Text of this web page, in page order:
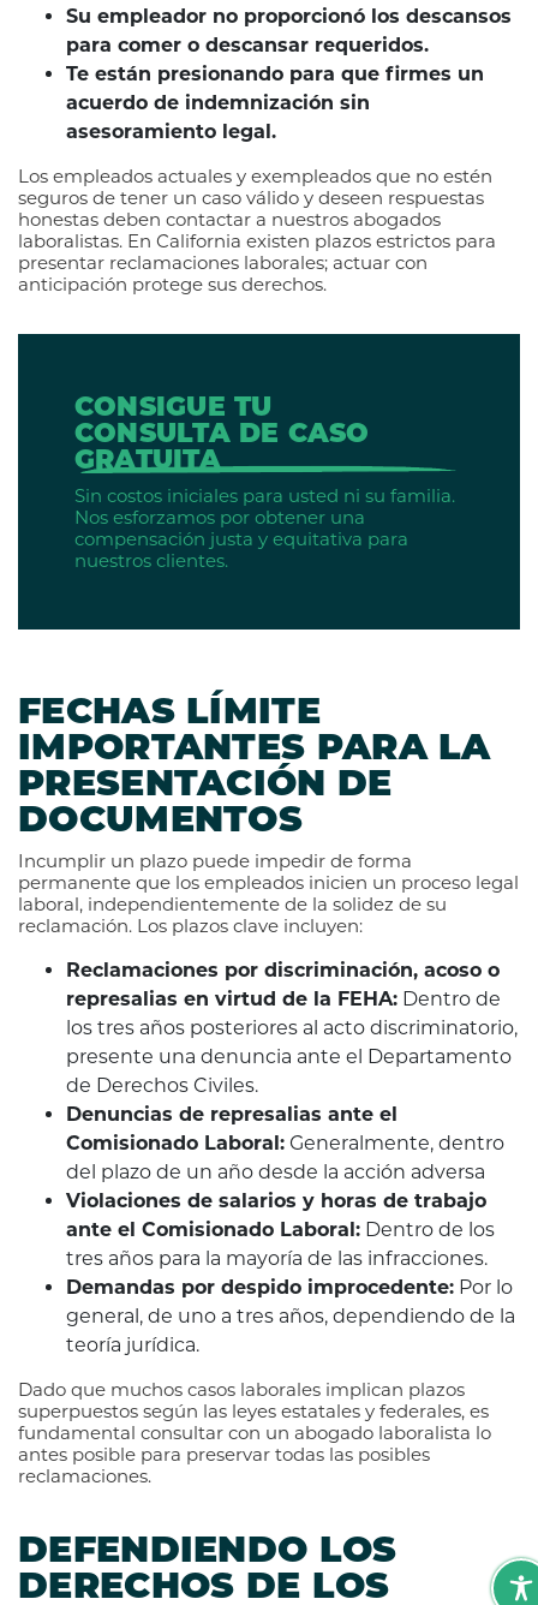
Su empleador no proporcionó los descansos
para comer o descansar requeridos.
Te están presionando para que firmes un
acuerdo de indemnización sin
asesoramiento legal.
Los empleados actuales y exempleados que no estén
seguros de tener un caso válido y deseen respuestas
honestas deben contactar a nuestros abogados
laboralistas. En California existen plazos estrictos para
presentar reclamaciones laborales; actuar con
anticipación protege sus derechos.
CONSIGUE TU
CONSULTA DE CASO
GRATUITA
Sin costos iniciales para usted ni su familia.
Nos esforzamos por obtener una
compensación justa y equitativa para
nuestros clientes.
FECHAS LÍMITE
IMPORTANTES PARA LA
PRESENTACIÓN DE
DOCUMENTOS
Incumplir un plazo puede impedir de forma
permanente que los empleados inicien un proceso legal
laboral, independientemente de la solidez de su
reclamación. Los plazos clave incluyen:
Reclamaciones por discriminación, acoso o
represalias en virtud de la FEHA: Dentro de
los tres años posteriores al acto discriminatorio,
presente una denuncia ante el Departamento
de Derechos Civiles.
Denuncias de represalias ante el
Comisionado Laboral: Generalmente, dentro
del plazo de un año desde la acción adversa
Violaciones de salarios y horas de trabajo
ante el Comisionado Laboral: Dentro de los
tres años para la mayoría de las infracciones.
Demandas por despido improcedente: Por lo
general, de uno a tres años, dependiendo de la
teoría jurídica.
Dado que muchos casos laborales implican plazos
superpuestos según las leyes estatales y federales, es
fundamental consultar con un abogado laboralista lo
antes posible para preservar todas las posibles
reclamaciones.
DEFENDIENDO LOS
DERECHOS DE LOS